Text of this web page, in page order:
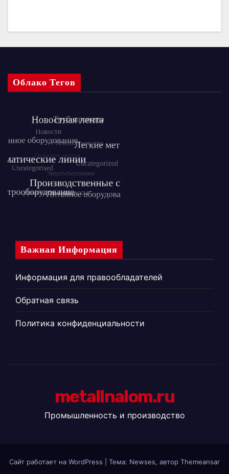
Облако Тегов
Важная Информация
Информация для правообладателей
Обратная связь
Политика конфиденциальности
metallnalom.ru
Промышленность и производство
Сайт работает на WordPress Тема: Newses, автор Themeansar